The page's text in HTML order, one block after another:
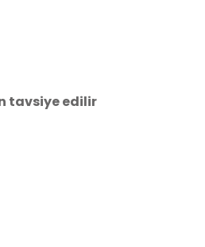
tavsiye edilir